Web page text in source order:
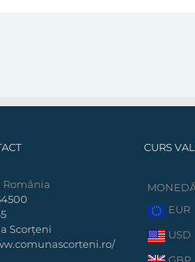
România
Scorțeni
CURS
EUR
USD